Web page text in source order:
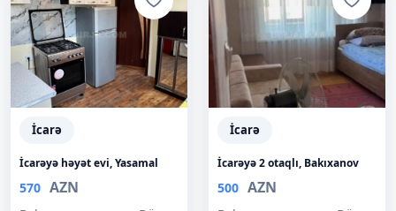
İcarə
İcarəyə həyət evi, Yasamal
570 AZN
İcarə
İcarəyə 2 otaqlı, Bakıxanov
500 AZN